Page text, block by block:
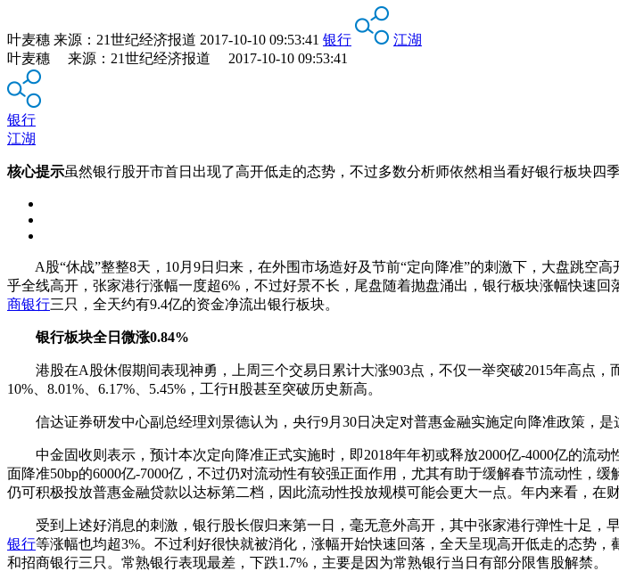
叶麦穗 来源： 21世纪经济报道 2017-10-10 09:53:41 银行
江湖
叶麦穗 来源：21世纪经济报道 2017-10-10 09:53:41
银行
江湖
核心提示虽然银行股开市首日出现了高开低走的态势，不过多数分析师依然相当看好银行板块四季
A股“休战”整整8天，10月9日归来，在外围市场造好及节前“定向降准”的刺激下，大盘跳空
乎全线高开，张家港行涨幅一度超6%，不过好景不长，尾盘随着抛盘涌出，银行板块涨幅快速
商银行三只，全天约有9.4亿的资金净流出银行板块。
银行板块全日微涨0.84%
港股在A股休假期间表现神勇，上周三个交易日累计大涨903点，不仅一举突破2015年高点，
10%、8.01%、6.17%、5.45%，工行H股甚至突破历史新高。
信达证券研发中心副总经理刘景德认为，央行9月30日决定对普惠金融实施定向降准政策，是
中金固收则表示，预计本次定向降准正式实施时，即2018年年初或释放2000亿-4000亿的流
面降准50bp的6000亿-7000亿，不过仍对流动性有较强正面作用，尤其有助于缓解春节流动性，
仍可积极投放普惠金融贷款以达标第二档，因此流动性投放规模可能会更大一点。年内来看，在
受到上述好消息的刺激，银行股长假归来第一日，毫无意外高开，其中张家港行弹性十足，早
银行等涨幅也均超3%。不过利好很快就被消化，涨幅开始快速回落，全天呈现高开低走的态势
和招商银行三只。常熟银行表现最差，下跌1.7%，主要是因为常熟银行当日有部分限售股解禁。